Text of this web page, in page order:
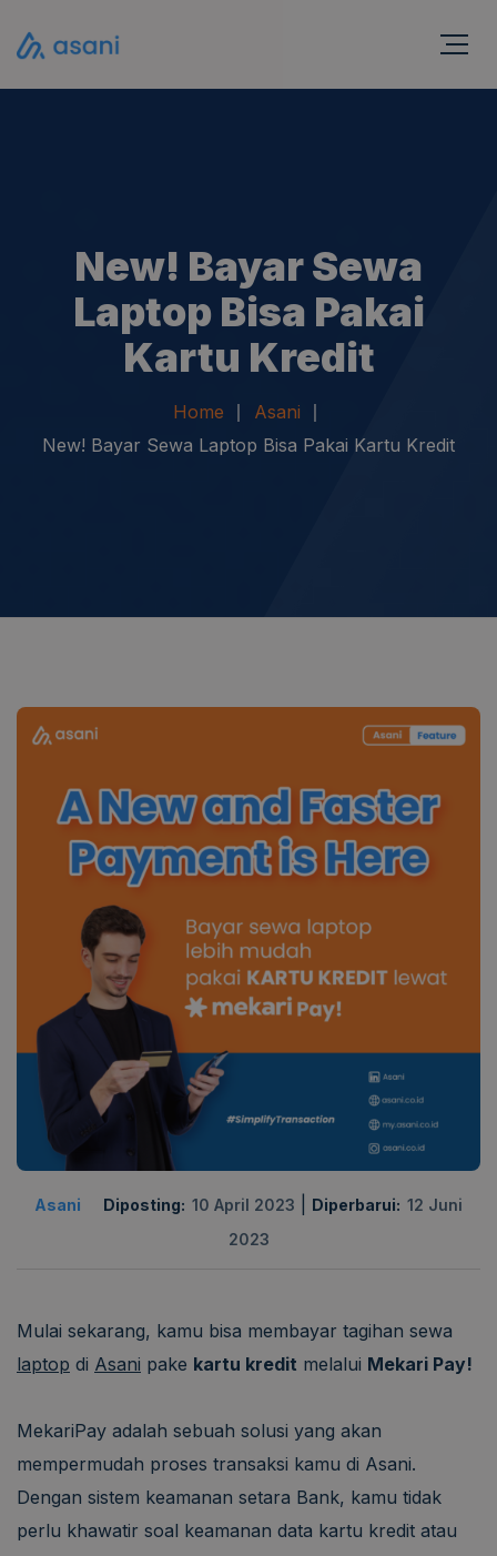
New! Bayar Sewa
Laptop Bisa Pakai
Kartu Kredit
Home
Asani
New! Bayar Sewa Laptop Bisa Pakai Kartu Kredit
Asani Diposting: 10 April 2023 Diperbarui: 12 Juni
2023
Mulai sekarang, kamu bisa membayar tagihan sewa
laptop di Asani pake kartu kredit melalui Mekari Pay!
MekariPay adalah sebuah solusi yang akan
mempermudah proses transaksi kamu di Asani.
Dengan sistem keamanan setara Bank, kamu tidak
perlu khawatir soal keamanan data kartu kredit atau